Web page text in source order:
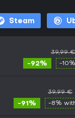
Steam
39,99 €
-92% -
39,99 €
-91% -8%